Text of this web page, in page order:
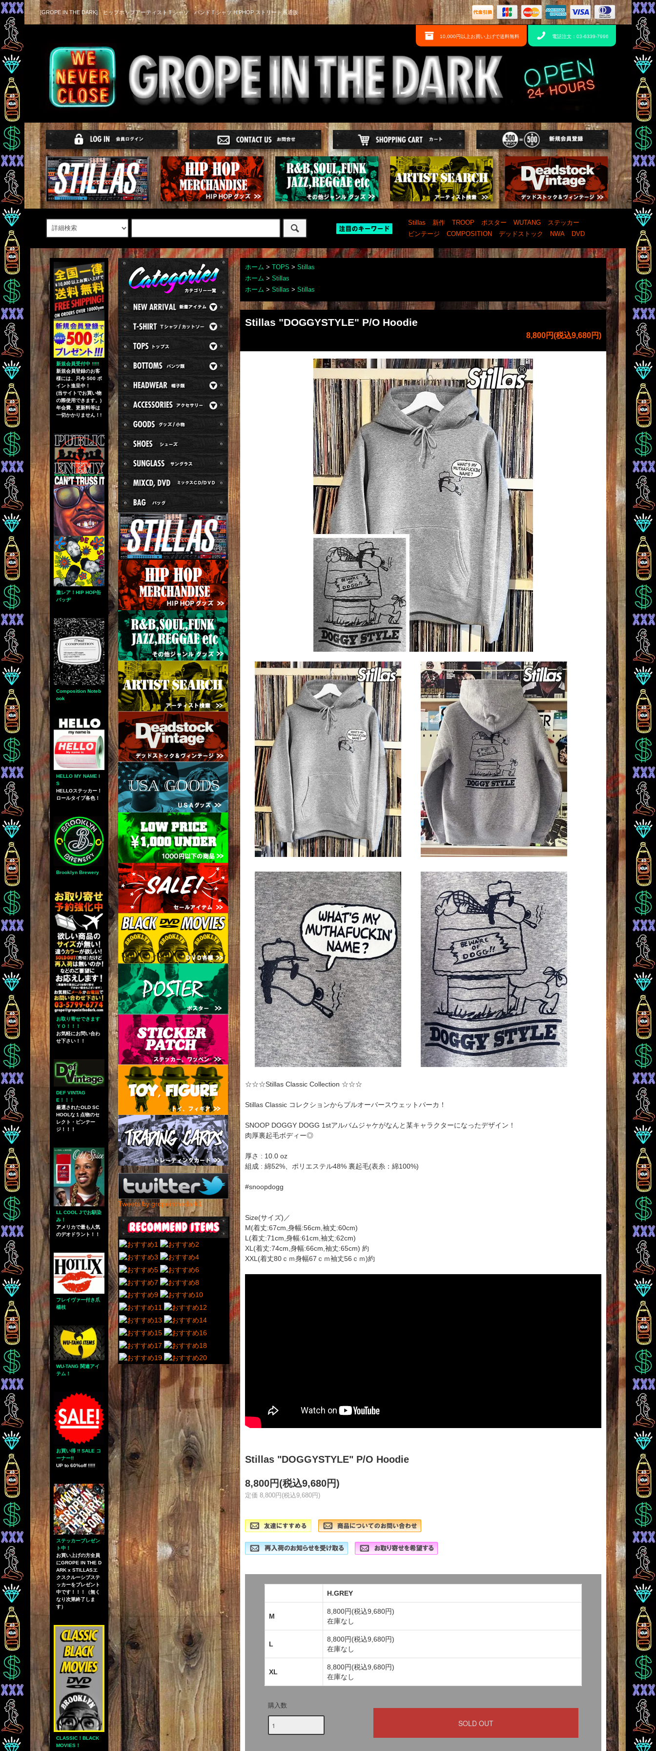
[GROPE IN THE DARK] ヒップホップアーティストＴシャツ バンドＴシャツ HIPHOP ストリート系通販
10,000円以上お買い上げで送料無料 電話注文：03-6339-7996
Stillas 新作 TROOP ポスター WUTANG
ステッカー
ビンテージ
COMPOSITION デッドストック NWA DVD
新規会員受付中 !!!!!
新規会員登録のお客
様には、只今 500 ポ
イント進呈中！
(当サイトでお買い物
の際使用できます。)
年会費、更新料等は
一切かかりません！!
激レア！HIP HOP缶
バッヂ
Composition Noteb
ook
HELLO MY NAME I
S
HELLOステッカー！
ロールタイプ各色！
Brooklyn Brewery
お取り寄せできます
ＹＯ！！！
お気軽にお問い合わ
せ下さい！！
DEF VINTAG
E！！！
厳選されたOLD SC
HOOLな１点物のセ
レクト・ビンテー
ジ！！！
LL COOL Jでお馴染
み！
アメリカで最も人気
のデオドラント！！
フレイヴァー付き爪
楊枝
WU-TANG 関連アイ
テム！
お買い得 !! SALE コ
ーナー!!
UP to 60%off !!!!!
ステッカープレゼン
ト中！
お買い上げの方全員
にGROPE IN THE D
ARK x STILLASエ
クスクルーシブステ
ッカーをプレゼント
中です！！！（無く
なり次第終了しま
す）
CLASSIC！BLACK
MOVIES！
ホーム > TOPS > Stillas
ホーム > Stillas
ホーム > Stillas > Stillas
Stillas "DOGGYSTYLE" P/O Hoodie
8,800円(税込9,680円)
☆☆☆Stillas Classic Collection ☆☆☆
Stillas Classic コレクションからプルオーバースウェットパーカ！
SNOOP DOGGY DOGG 1stアルバムジャケがなんと某キャラクターになったデザイン！
肉厚裏起毛ボディー◎
厚さ : 10.0 oz
組成 : 綿52%、ポリエステル48% 裏起毛(表糸：綿100%)
#snoopdogg
Size(サイズ)／
M(着丈:67cm,身幅:56cm,袖丈:60cm)
L(着丈:71cm,身幅:61cm,袖丈:62cm)
XL(着丈:74cm,身幅:66cm,袖丈:65cm) 約
XXL(着丈80ｃｍ身幅67ｃｍ袖丈56ｃｍ)約
Stillas "DOGGYSTYLE" P/O Hoodie
8,800円(税込9,680円)
定価 8,800円(税込9,680円)
H.GREY
M
8,800円(税込9,680円)
在庫なし
L
8,800円(税込9,680円)
在庫なし
XL
8,800円(税込9,680円)
在庫なし
購入数
Tweets by gropeinthedark1